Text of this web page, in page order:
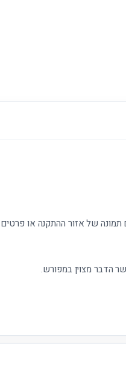
של אזור ההתקנה או פרטים
הדבר מצוין במפורש.